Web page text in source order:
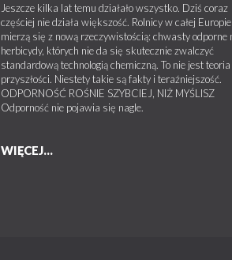
Jeszcze kilka lat temu działało wszystko. Dziś coraz
częściej nie działa większość. Rolnicy w całej Europie
mierzą się z nową rzeczywistością: chwasty odporne
herbicydy, których nie da się skutecznie zwalczyć
standardową technologią chemiczną. To nie jest teoria
przyszłości. Niestety takie są fakty i teraźniejszość.
ODPORNOŚĆ ROŚNIE SZYBCIEJ, NIŻ MYŚLISZ
Odporność nie pojawia się nagle.
WIĘCEJ...